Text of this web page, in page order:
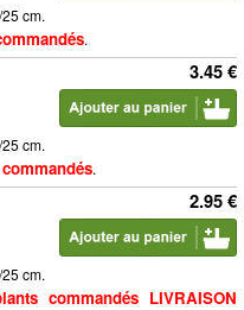
cm.
.
3.45 €
cm.
.
2.95 €
cm.
commandés LIVRAISON